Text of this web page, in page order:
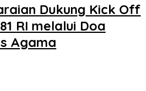
Dukung Kick Off
RI melalui Doa
Agama